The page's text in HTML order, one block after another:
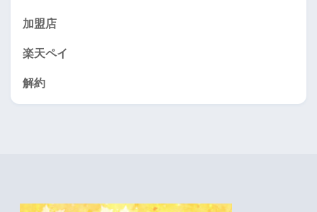
加盟店
楽天ペイ
解約